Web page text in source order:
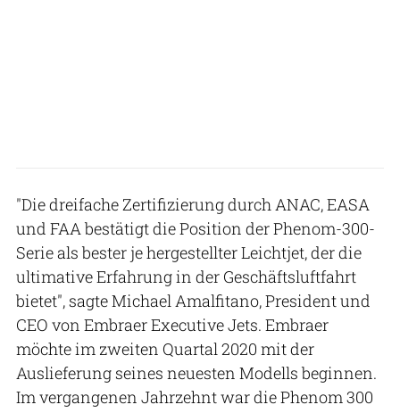
"Die dreifache Zertifizierung durch ANAC, EASA
und FAA bestätigt die Position der Phenom-300-
Serie als bester je hergestellter Leichtjet, der die
ultimative Erfahrung in der Geschäftsluftfahrt
bietet", sagte Michael Amalfitano, President und
CEO von Embraer Executive Jets. Embraer
möchte im zweiten Quartal 2020 mit der
Auslieferung seines neuesten Modells beginnen.
Im vergangenen Jahrzehnt war die Phenom 300